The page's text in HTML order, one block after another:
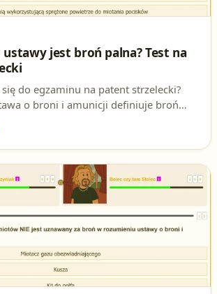
ustawy jest broń palna? Test na
do egzaminu na patent strzelecki?
o broni i amunicji definiuje broń
Poznaj poprawną odpowiedź i